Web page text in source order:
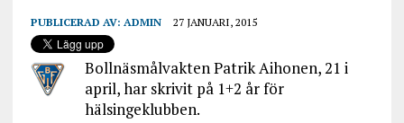
PUBLICERAD AV: ADMIN 27 JANUARI, 2015
Bollnäsmålvakten Patrik Aihonen, 21 i
april, har skrivit på 1+2 år för
hälsingeklubben.